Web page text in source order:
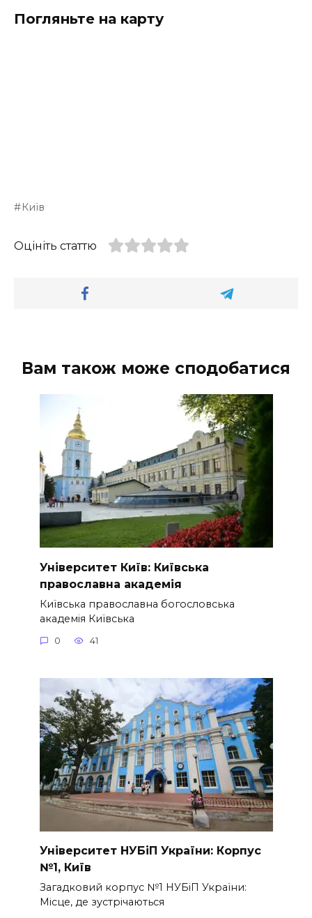
Погляньте на карту
Київ
Оцініть статтю
Вам також може сподобатися
Університет Київ: Київська
православна академія
Київська православна богословська
академія Київська
0 41
Університет НУБіП України: Корпус
№1, Київ
Загадковий корпус №1 НУБіП України:
Місце, де зустрічаються